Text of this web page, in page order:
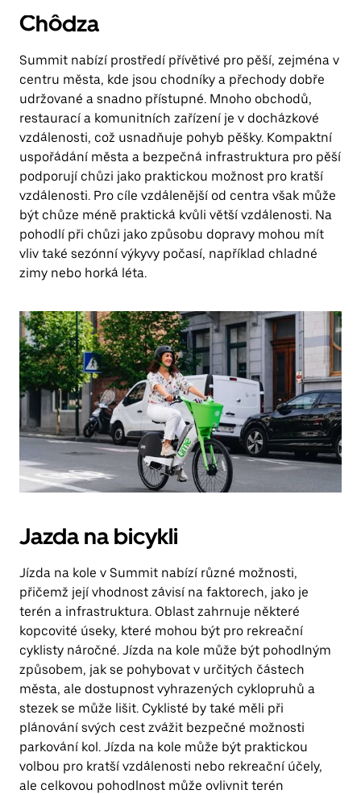
Chôdza
Summit nabízí prostředí přívětivé pro pěší, zejména v
centru města, kde jsou chodníky a přechody dobře
udržované a snadno přístupné. Mnoho obchodů,
restaurací a komunitních zařízení je v docházkové
vzdálenosti, což usnadňuje pohyb pěšky. Kompaktní
uspořádání města a bezpečná infrastruktura pro pěší
podporují chůzi jako praktickou možnost pro kratší
vzdálenosti. Pro cíle vzdálenější od centra však může
být chůze méně praktická kvůli větší vzdálenosti. Na
pohodlí při chůzi jako způsobu dopravy mohou mít
vliv také sezónní výkyvy počasí, například chladné
zimy nebo horká léta.
Jazda na bicykli
Jízda na kole v Summit nabízí různé možnosti,
přičemž její vhodnost závisí na faktorech, jako je
terén a infrastruktura. Oblast zahrnuje některé
kopcovité úseky, které mohou být pro rekreační
cyklisty náročné. Jízda na kole může být pohodlným
způsobem, jak se pohybovat v určitých částech
města, ale dostupnost vyhrazených cyklopruhů a
stezek se může lišit. Cyklisté by také měli při
plánování svých cest zvážit bezpečné možnosti
parkování kol. Jízda na kole může být praktickou
volbou pro kratší vzdálenosti nebo rekreační účely,
ale celkovou pohodlnost může ovlivnit terén